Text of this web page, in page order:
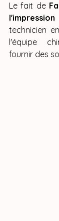
Le fait de
technicien
l'équipe
fournir des